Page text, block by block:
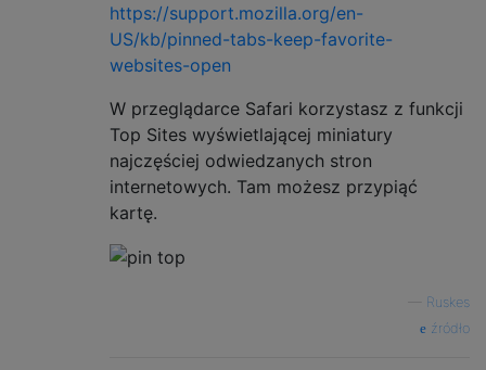
https://support.mozilla.org/en-
US/kb/pinned-tabs-keep-favorite-
websites-open
W przeglądarce Safari korzystasz z funkcji
Top Sites wyświetlającej miniatury
najczęściej odwiedzanych stron
internetowych. Tam możesz przypiąć
kartę.
Ruskes
źródło